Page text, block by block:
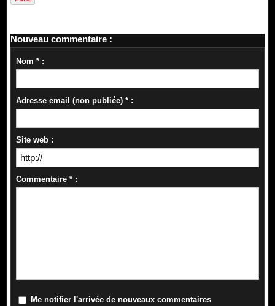
Nouveau commentaire :
Nom * :
Adresse email (non publiée) * :
Site web :
Commentaire * :
Me notifier l'arrivée de nouveaux commentaires